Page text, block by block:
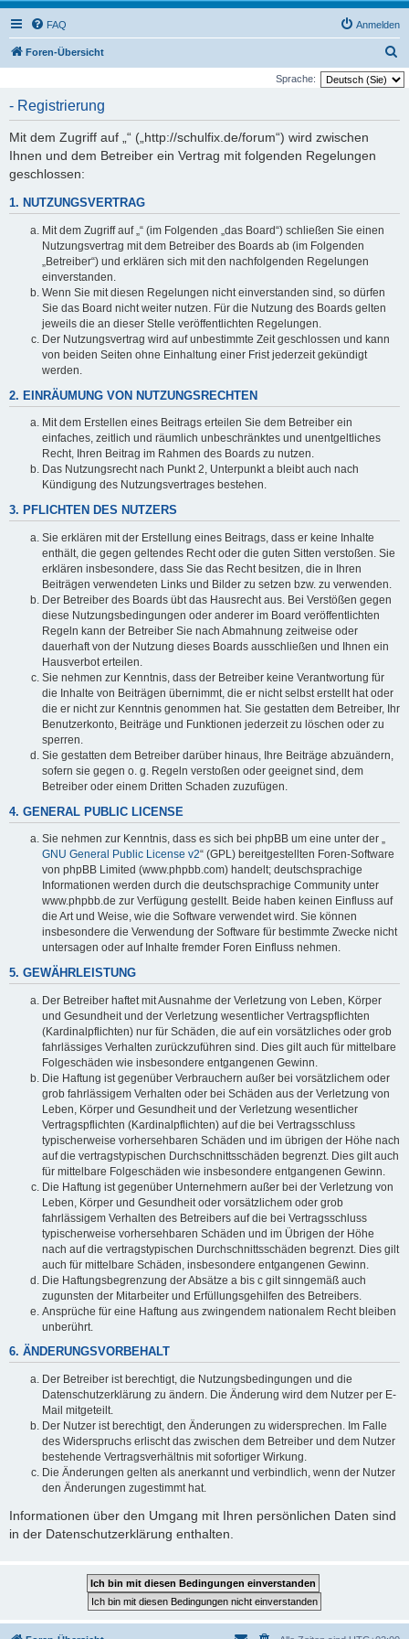
FAQ Anmelden
Foren-Übersicht
u
Sprache:
- Registrierung
Mit dem Zugriff auf „“ („http://schulfix.de/forum“) wird zwischen
Ihnen und dem Betreiber ein Vertrag mit folgenden Regelungen
geschlossen:
1. NUTZUNGSVERTRAG
Mit dem Zugriff auf „“ (im Folgenden „das Board“) schließen Sie einen
Nutzungsvertrag mit dem Betreiber des Boards ab (im Folgenden
„Betreiber“) und erklären sich mit den nachfolgenden Regelungen
einverstanden.
Wenn Sie mit diesen Regelungen nicht einverstanden sind, so dürfen
Sie das Board nicht weiter nutzen. Für die Nutzung des Boards gelten
jeweils die an dieser Stelle veröffentlichten Regelungen.
Der Nutzungsvertrag wird auf unbestimmte Zeit geschlossen und kann
von beiden Seiten ohne Einhaltung einer Frist jederzeit gekündigt
werden.
2. EINRÄUMUNG VON NUTZUNGSRECHTEN
Mit dem Erstellen eines Beitrags erteilen Sie dem Betreiber ein
einfaches, zeitlich und räumlich unbeschränktes und unentgeltliches
Recht, Ihren Beitrag im Rahmen des Boards zu nutzen.
Das Nutzungsrecht nach Punkt 2, Unterpunkt a bleibt auch nach
Kündigung des Nutzungsvertrages bestehen.
3. PFLICHTEN DES NUTZERS
Sie erklären mit der Erstellung eines Beitrags, dass er keine Inhalte
enthält, die gegen geltendes Recht oder die guten Sitten verstoßen. Sie
erklären insbesondere, dass Sie das Recht besitzen, die in Ihren
Beiträgen verwendeten Links und Bilder zu setzen bzw. zu verwenden.
Der Betreiber des Boards übt das Hausrecht aus. Bei Verstößen gegen
diese Nutzungsbedingungen oder anderer im Board veröffentlichten
Regeln kann der Betreiber Sie nach Abmahnung zeitweise oder
dauerhaft von der Nutzung dieses Boards ausschließen und Ihnen ein
Hausverbot erteilen.
Sie nehmen zur Kenntnis, dass der Betreiber keine Verantwortung für
die Inhalte von Beiträgen übernimmt, die er nicht selbst erstellt hat oder
die er nicht zur Kenntnis genommen hat. Sie gestatten dem Betreiber, Ihr
Benutzerkonto, Beiträge und Funktionen jederzeit zu löschen oder zu
sperren.
Sie gestatten dem Betreiber darüber hinaus, Ihre Beiträge abzuändern,
sofern sie gegen o. g. Regeln verstoßen oder geeignet sind, dem
Betreiber oder einem Dritten Schaden zuzufügen.
4. GENERAL PUBLIC LICENSE
Sie nehmen zur Kenntnis, dass es sich bei phpBB um eine unter der „
GNU General Public License v2“ (GPL) bereitgestellten Foren-Software
von phpBB Limited (www.phpbb.com) handelt; deutschsprachige
Informationen werden durch die deutschsprachige Community unter
www.phpbb.de zur Verfügung gestellt. Beide haben keinen Einfluss auf
die Art und Weise, wie die Software verwendet wird. Sie können
insbesondere die Verwendung der Software für bestimmte Zwecke nicht
untersagen oder auf Inhalte fremder Foren Einfluss nehmen.
5. GEWÄHRLEISTUNG
Der Betreiber haftet mit Ausnahme der Verletzung von Leben, Körper
und Gesundheit und der Verletzung wesentlicher Vertragspflichten
(Kardinalpflichten) nur für Schäden, die auf ein vorsätzliches oder grob
fahrlässiges Verhalten zurückzuführen sind. Dies gilt auch für mittelbare
Folgeschäden wie insbesondere entgangenen Gewinn.
Die Haftung ist gegenüber Verbrauchern außer bei vorsätzlichem oder
grob fahrlässigem Verhalten oder bei Schäden aus der Verletzung von
Leben, Körper und Gesundheit und der Verletzung wesentlicher
Vertragspflichten (Kardinalpflichten) auf die bei Vertragsschluss
typischerweise vorhersehbaren Schäden und im übrigen der Höhe nach
auf die vertragstypischen Durchschnittsschäden begrenzt. Dies gilt auch
für mittelbare Folgeschäden wie insbesondere entgangenen Gewinn.
Die Haftung ist gegenüber Unternehmern außer bei der Verletzung von
Leben, Körper und Gesundheit oder vorsätzlichem oder grob
fahrlässigem Verhalten des Betreibers auf die bei Vertragsschluss
typischerweise vorhersehbaren Schäden und im Übrigen der Höhe
nach auf die vertragstypischen Durchschnittsschäden begrenzt. Dies gilt
auch für mittelbare Schäden, insbesondere entgangenen Gewinn.
Die Haftungsbegrenzung der Absätze a bis c gilt sinngemäß auch
zugunsten der Mitarbeiter und Erfüllungsgehilfen des Betreibers.
Ansprüche für eine Haftung aus zwingendem nationalem Recht bleiben
unberührt.
6. ÄNDERUNGSVORBEHALT
Der Betreiber ist berechtigt, die Nutzungsbedingungen und die
Datenschutzerklärung zu ändern. Die Änderung wird dem Nutzer per E-
Mail mitgeteilt.
Der Nutzer ist berechtigt, den Änderungen zu widersprechen. Im Falle
des Widerspruchs erlischt das zwischen dem Betreiber und dem Nutzer
bestehende Vertragsverhältnis mit sofortiger Wirkung.
Die Änderungen gelten als anerkannt und verbindlich, wenn der Nutzer
den Änderungen zugestimmt hat.
Informationen über den Umgang mit Ihren persönlichen Daten sind
in der Datenschutzerklärung enthalten.